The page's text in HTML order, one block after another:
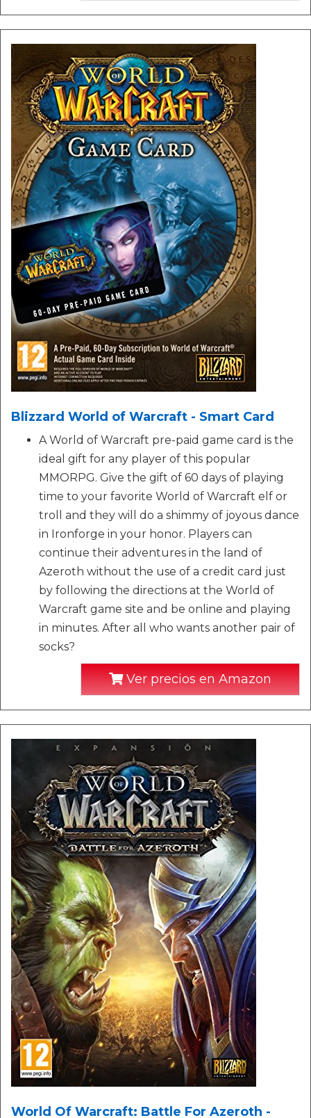
Blizzard World of Warcraft - Smart Card
A World of Warcraft pre-paid game card is the
ideal gift for any player of this popular
MMORPG. Give the gift of 60 days of playing
time to your favorite World of Warcraft elf or
troll and they will do a shimmy of joyous dance
in Ironforge in your honor. Players can
continue their adventures in the land of
Azeroth without the use of a credit card just
by following the directions at the World of
Warcraft game site and be online and playing
in minutes. After all who wants another pair of
socks?
Ver precios en Amazon
World Of Warcraft: Battle For Azeroth -